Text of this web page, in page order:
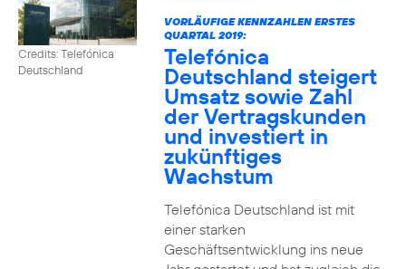
Credits: Telefónica
Deutschland
VORLÄUFIGE KENNZAHLEN ERSTES
QUARTAL 2019:
Telefónica
Deutschland steigert
Umsatz sowie Zahl
der Vertragskunden
und investiert in
zukünftiges
Wachstum
Telefónica Deutschland ist mit
einer starken
Geschäftsentwicklung ins neue